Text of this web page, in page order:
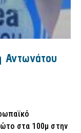
Αντωνάτου
στα 100μ στην